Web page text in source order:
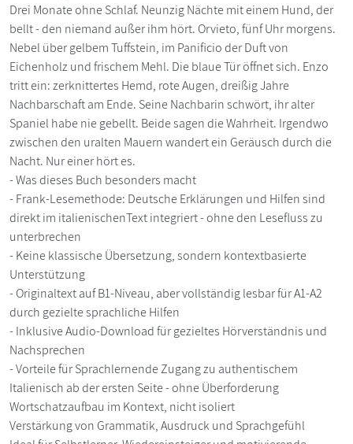
Drei Monate ohne Schlaf. Neunzig Nächte mit einem Hund, der
bellt - den niemand außer ihm hört. Orvieto, fünf Uhr morgens.
Nebel über gelbem Tuffstein, im Panificio der Duft von
Eichenholz und frischem Mehl. Die blaue Tür öffnet sich. Enzo
tritt ein: zerknittertes Hemd, rote Augen, dreißig Jahre
Nachbarschaft am Ende. Seine Nachbarin schwört, ihr alter
Spaniel habe nie gebellt. Beide sagen die Wahrheit. Irgendwo
zwischen den uralten Mauern wandert ein Geräusch durch die
Nacht. Nur einer hört es.
- Was dieses Buch besonders macht
- Frank-Lesemethode: Deutsche Erklärungen und Hilfen sind
direkt im italienischenText integriert - ohne den Lesefluss zu
unterbrechen
- Keine klassische Übersetzung, sondern kontextbasierte
Unterstützung
- Originaltext auf B1-Niveau, aber vollständig lesbar für A1-A2
durch gezielte sprachliche Hilfen
- Inklusive Audio-Download für gezieltes Hörverständnis und
Nachsprechen
- Vorteile für Sprachlernende Zugang zu authentischem
Italienisch ab der ersten Seite - ohne Überforderung
Wortschatzaufbau im Kontext, nicht isoliert
Verstärkung von Grammatik, Ausdruck und Sprachgefühl